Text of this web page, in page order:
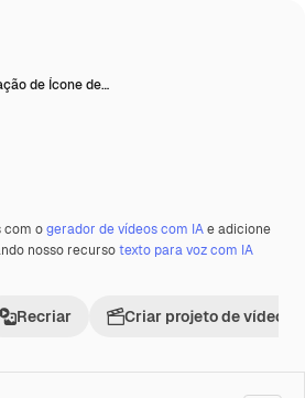
de Ícone de…
com ogerador de vídeos com IAe adicione
nosso recursotexto para voz com IA
Recriar Criar projeto de vídeo